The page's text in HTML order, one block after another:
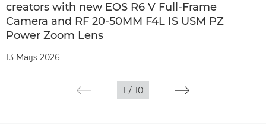
creators with new EOS R6 V Full-Frame
Camera and RF 20-50MM F4L IS USM PZ
Power Zoom Lens
13 Maijs 2026
1 / 10